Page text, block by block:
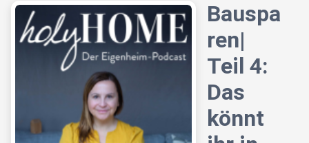
Bauspa
ren|
Teil 4:
Das
könnt